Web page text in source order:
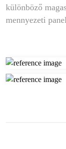
különböző
mennyezeti